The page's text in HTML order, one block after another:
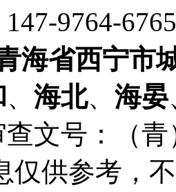
9764-
海省西宁市
、 海北、 海晏
文号：（
仅供参考，